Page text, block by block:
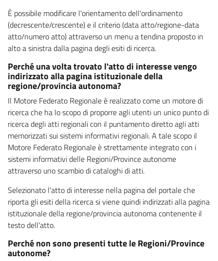
È possibile modificare l'orientamento dell'ordinamento
(decrescente/crescente) e il criterio (data atto/regione-data
atto/numero atto) attraverso un menu a tendina proposto in
alto a sinistra dalla pagina degli esiti di ricerca.
Perché una volta trovato l'atto di interesse vengo
indirizzato alla pagina istituzionale della
regione/provincia autonoma?
Il Motore Federato Regionale è realizzato come un motore di
ricerca che ha lo scopo di proporre agli utenti un unico punto di
ricerca degli atti regionali con il puntamento diretto agli atti
memorizzati sui sistemi informativi regionali. A tale scopo il
Motore Federato Regionale è strettamente integrato con i
sistemi informativi delle Regioni/Province autonome
attraverso uno scambio di cataloghi di atti.
Selezionato l'atto di interesse nella pagina del portale che
riporta gli esiti della ricerca si viene quindi indirizzati alla pagina
istituzionale della regione/provincia autonoma contenente il
testo dell'atto.
Perché non sono presenti tutte le Regioni/Province
autonome?